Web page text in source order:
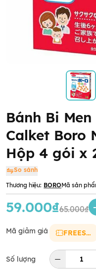
Bánh Bi
Calket Boro
Hộp 4 gói x
So sánh
Thương hiệu: BOROMã sản
59.000₫65.000₫
Mã giảm giá FREESHIP
Số lượng